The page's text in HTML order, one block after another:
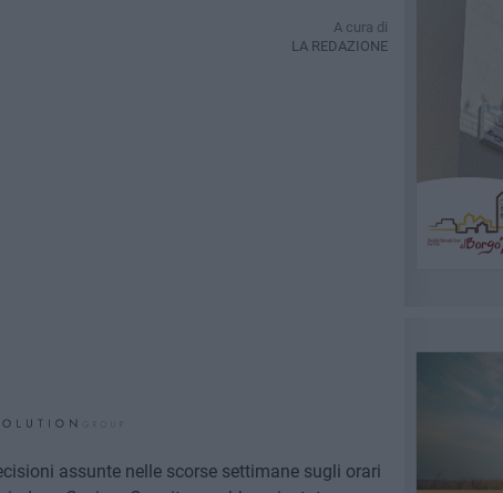
A cura di
LA REDAZIONE
assunte nelle scorse settimane sugli orari